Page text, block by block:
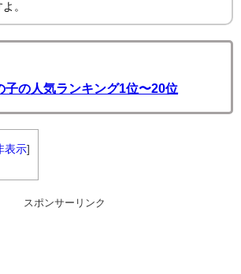
。
子の人気ランキング1位〜20位
表示]
スポンサーリンク